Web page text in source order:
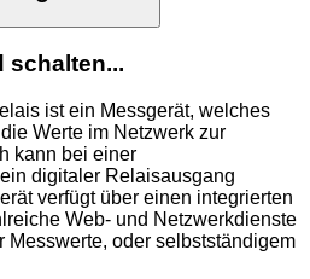
schalten...
ist ein Messgerät, welches
Werte im Netzwerk zur
kann bei einer
digitaler Relaisausgang
verfügt über einen integrierten
Web- und Netzwerkdienste
Messwerte, oder selbstständigem